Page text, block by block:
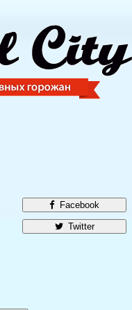
Facebook
Twitter